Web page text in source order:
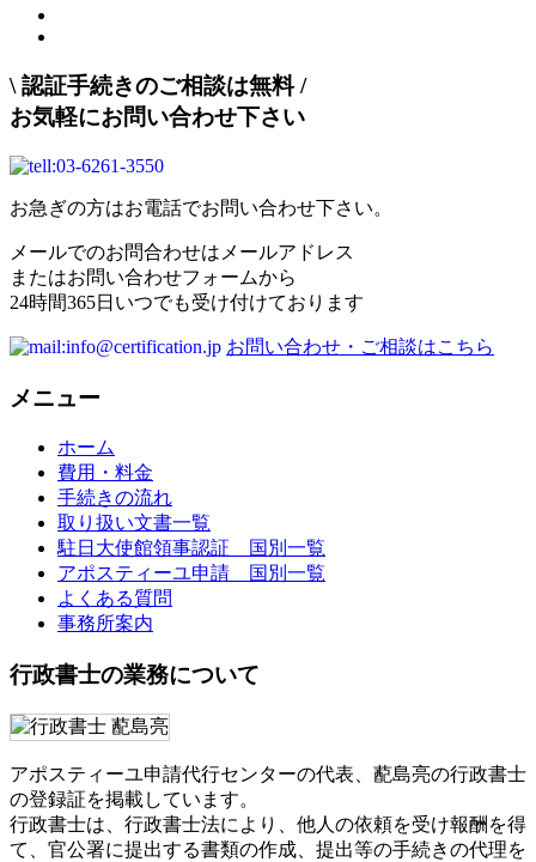
\ 認証手続きのご相談は無料/
お気軽にお問い合わせ下さい
お急ぎの方はお電話でお問い合わせ下さい。
メールでのお問合わせはメールアドレス
またはお問い合わせフォームから
24時間365日いつでも受け付けております
お問い合わせ・ご相談はこちら
メニュー
ホーム
費用・料金
手続きの流れ
取り扱い文書一覧
駐日大使館領事認証 国別一覧
アポスティーユ申請 国別一覧
よくある質問
事務所案内
行政書士の業務について
アポスティーユ申請代行センターの代表、蓜島亮の行政書士
の登録証を掲載しています。
行政書士は、行政書士法により、他人の依頼を受け報酬を得
て、官公署に提出する書類の作成、提出等の手続きの代理を